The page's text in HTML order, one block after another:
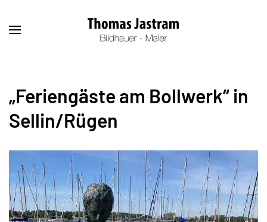
„Feriengäste am Bollwerk“ in
Sellin/Rügen